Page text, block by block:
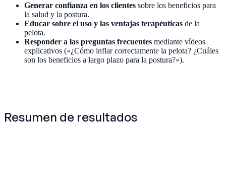
Generar confianza en los clientes sobre los beneficios para
la salud y la postura.
Educar sobre el uso y las ventajas terapéuticas de la
pelota.
Responder a las preguntas frecuentes mediante vídeos
explicativos («¿Cómo inflar correctamente la pelota? ¿Cuáles
son los beneficios a largo plazo para la postura?»).
Resumen de resultados